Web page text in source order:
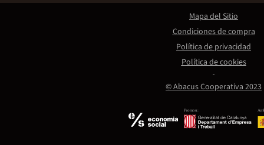
Promou:
© Abacus Cooperativa 2023
Mapa del Sitio
Condiciones de compra
Política de privacidad
Política de cookies